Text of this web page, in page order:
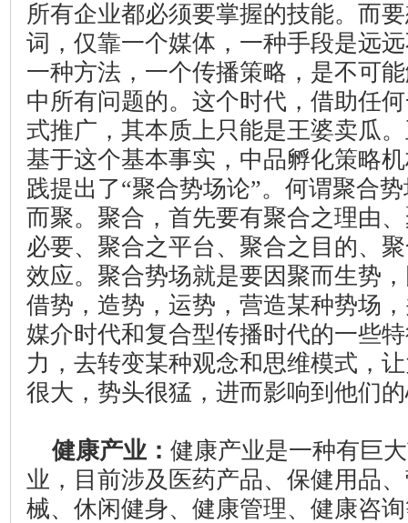
所有企业都必须要掌握的技能。而
词，仅靠一个媒体，一种手段是远
一种方法，一个传播策略，是不可
中所有问题的。这个时代，借助任
式推广，其本质上只能是王婆卖瓜
基于这个基本事实，中品孵化策略
践提出了“聚合势场论”。何谓聚合
而聚。聚合，首先要有聚合之理由
必要、聚合之平台、聚合之目的、
效应。聚合势场就是要因聚而生势
借势，造势，运势，营造某种势场
媒介时代和复合型传播时代的一些
力，去转变某种观念和思维模式，
很大，势头很猛，进而影响到他们
健康产业： 健康产业是一种有巨
业，目前涉及医药产品、保健用品
械、休闲健身、健康管理、健康咨